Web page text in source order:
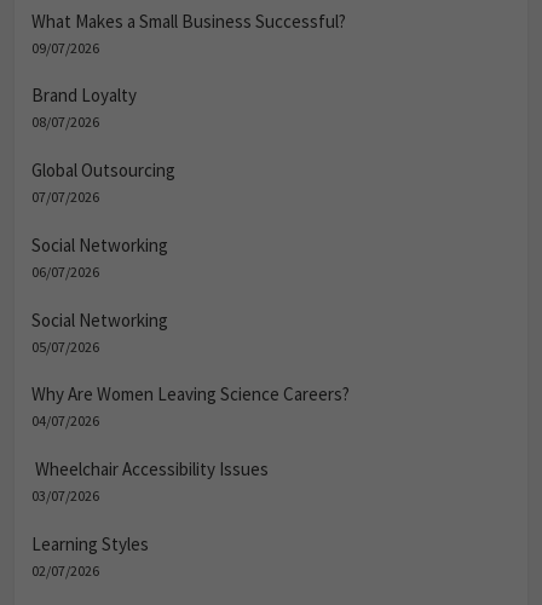
What Makes a Small Business Successful?
09/07/2026
Brand Loyalty
08/07/2026
Global Outsourcing
07/07/2026
Social Networking
06/07/2026
Social Networking
05/07/2026
Why Are Women Leaving Science Careers?
04/07/2026
Wheelchair Accessibility Issues
03/07/2026
Learning Styles
02/07/2026